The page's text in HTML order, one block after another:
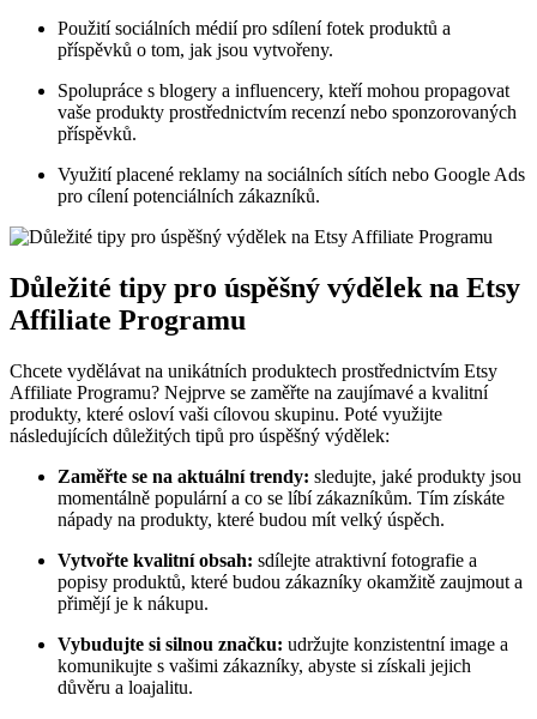
Použití sociálních médií pro sdílení fotek produktů a
příspěvků o tom, jak jsou vytvořeny.
Spolupráce s blogery a influencery, kteří mohou propagovat
vaše produkty prostřednictvím recenzí nebo sponzorovaných
příspěvků.
Využití placené reklamy na sociálních sítích nebo Google Ads
pro cílení potenciálních zákazníků.
Důležité tipy pro úspěšný výdělek na Etsy
Affiliate Programu
Chcete vydělávat na unikátních produktech prostřednictvím Etsy
Affiliate Programu? Nejprve se zaměřte na zaujímavé a kvalitní
produkty, které osloví vaši cílovou skupinu. Poté využijte
následujících důležitých tipů pro úspěšný výdělek:
Zaměřte se na aktuální trendy: sledujte, jaké produkty jsou
momentálně populární a co se líbí zákazníkům. Tím získáte
nápady na produkty, které budou mít velký úspěch.
Vytvořte kvalitní obsah: sdílejte atraktivní fotografie a
popisy produktů, které budou zákazníky okamžitě zaujmout a
přimějí je k nákupu.
Vybudujte si silnou značku: udržujte konzistentní image a
komunikujte s vašimi zákazníky, abyste si získali jejich
důvěru a loajalitu.